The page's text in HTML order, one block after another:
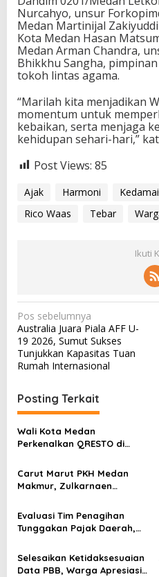
Nurcahyo, unsur
Medan Martinijal
Kota Medan Hasan
Medan Arman Chandra,
Bhikkhu Sangha,
tokoh lintas agama.
“Marilah kita menjadikan
momentum untuk
kebaikan, serta menjaga
kehidupan sehari-hari,”
Post Views: 85
Ajak Harmoni
Rico Waas
Tebar
Ikuti
N
a
v
i
g
a
s
i
p
o
s
Pos sebelumnya
Australia Juara Piala AFF U-
19 2026, Sumut Sukses
Tunjukkan Kapasitas Tuan
Rumah Internasional
Posting Terkait
Wali Kota Medan
Perkenalkan QRESTO di
Carut Marut PKH Medan
Makmur, Zulkarnaen
Pemko Salurkan Bansos
Evaluasi Tim Penagihan
Tunggakan Pajak Daerah,
Tagih Rp 1,4 M pada Juli
2026
Selesaikan Ketidaksesuaian
Data PBB, Warga Apresiasi